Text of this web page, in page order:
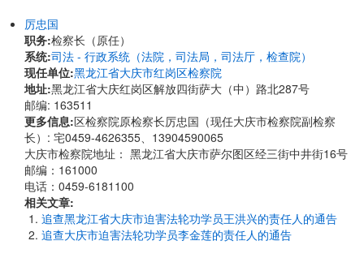
厉忠国
职务:检察长（原任）
系统:司法 - 行政系统（法院，司法局，司法厅，检查院）
现任单位:黑龙江省大庆市红岗区检察院
地址:黑龙江省大庆红岗区解放四街萨大（中）路北287号
邮编: 163511
更多信息:区检察院原检察长厉忠国（现任大庆市检察院副检察
长）: 宅0459-4626355、13904590065
大庆市检察院地址： 黑龙江省大庆市萨尔图区经三街中井街16号
邮编：161000
电话：0459-6181100
相关文章:
追查黑龙江省大庆市迫害法轮功学员王洪兴的责任人的通告
追查大庆市迫害法轮功学员李金莲的责任人的通告